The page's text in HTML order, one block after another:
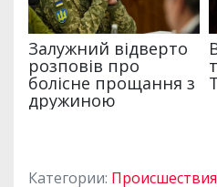
Категории: Происшествия